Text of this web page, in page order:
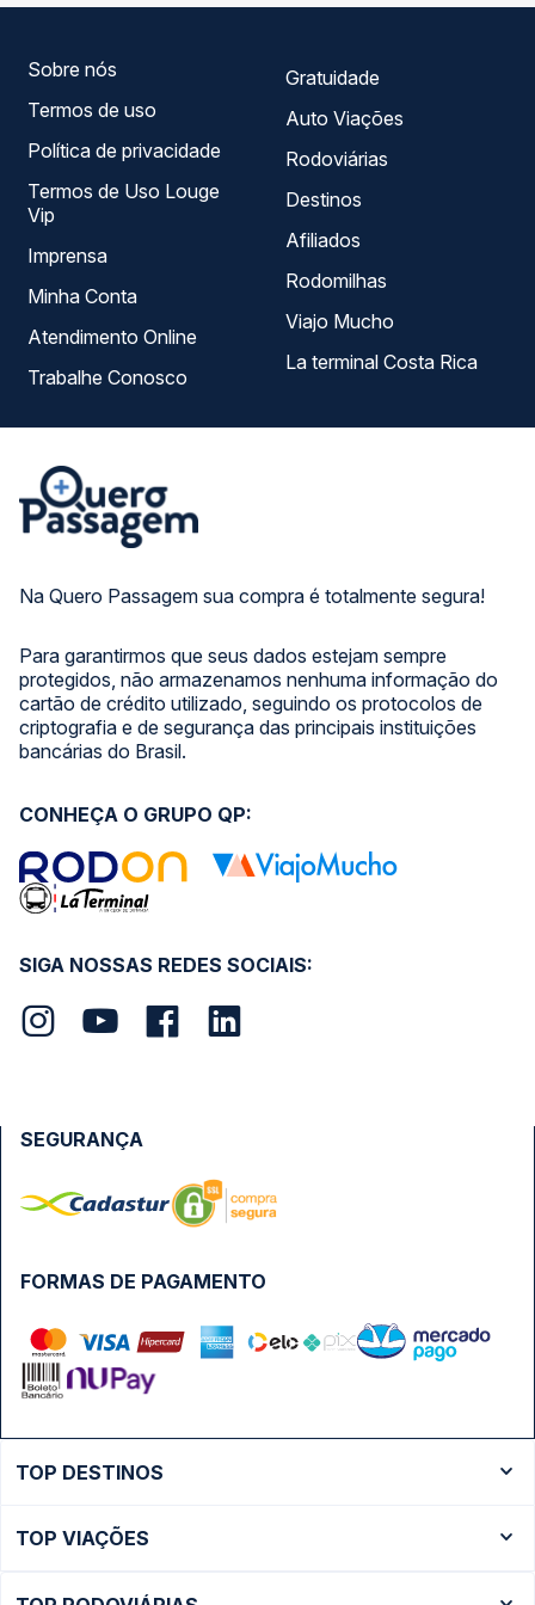
Na Quero Passagem sua compra é totalmente segura!
Para garantirmos que seus dados estejam sempre
protegidos, não armazenamos nenhuma informação do
cartão de crédito utilizado, seguindo os protocolos de
criptografia e de segurança das principais instituições
bancárias do Brasil.
Sobre nós
Termos de uso
Política de privacidade
Termos de Uso Louge
Vip
Imprensa
Minha Conta
Atendimento Online
Trabalhe Conosco
Gratuidade
Auto Viações
Rodoviárias
Destinos
Afiliados
Rodomilhas
Viajo Mucho
La terminal Costa Rica
SIGA NOSSAS REDES SOCIAIS:
CONHEÇA O GRUPO QP:
FORMAS DE PAGAMENTO
SEGURANÇA
TOP DESTINOS
Ônibus São Paulo
TOP VIAÇÕES